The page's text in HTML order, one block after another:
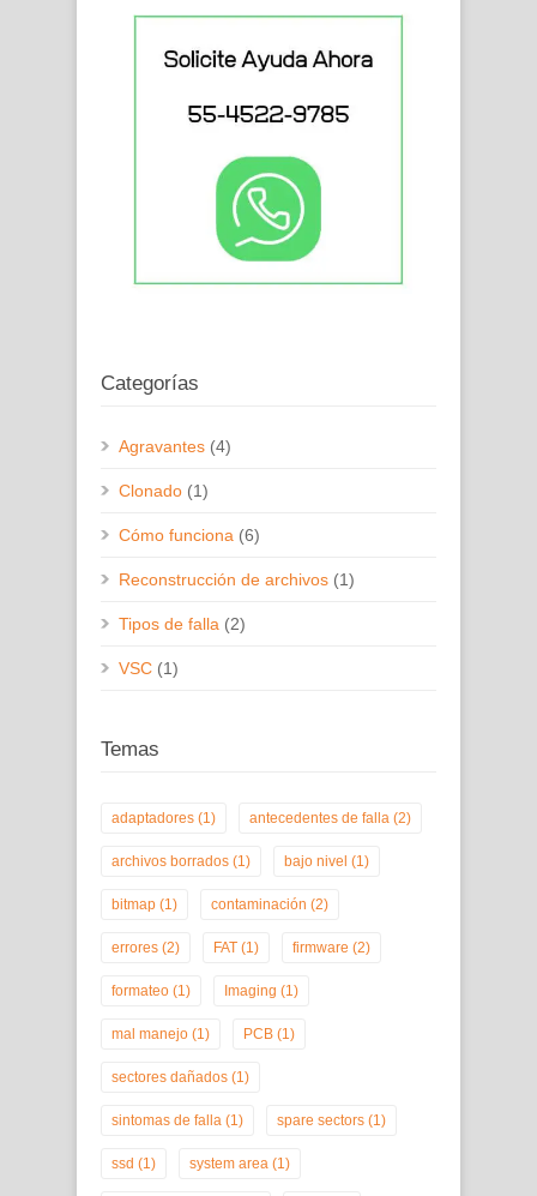
Categorías
Agravantes (4)
Clonado (1)
Cómo funciona (6)
Reconstrucción de archivos (1)
Tipos de falla (2)
VSC (1)
Temas
adaptadores (1) antecedentes de falla (2)
archivos borrados (1) bajo nivel (1)
bitmap (1) contaminación (2)
errores (2) FAT (1) firmware (2)
formateo (1) Imaging (1)
mal manejo (1) PCB (1)
sectores dañados (1)
sintomas de falla (1) spare sectors (1)
ssd (1) system area (1)